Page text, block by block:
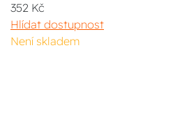
352 Kč
Hlídat dostupnost
Není skladem